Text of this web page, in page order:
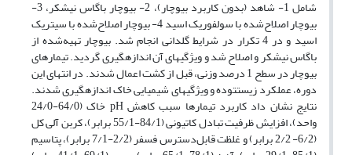
شامل 1- شاهد (بدون کاربرد بیوچار)، 2- بیوچار باگاس نیشکر، 3-
بیوچار اصلاح‌شده با سولفوریک اسید 4- بیوچار اصلاح‌شده با سیتریک
اسید و در 4 تکرار در شرایط گلدانی انجام شد. بیوچار تهیه‌شده از
باگاس نیشکر و اصلاح شد و ویژگیهای آن اندازهگیری گردید. تیمارهای
بیوچار در سطح 1 درصد وزنی، قبل از کشت اعمال شدند. در انتهای این
دوره، عملکرد زیستتوده و ویژگیهای شیمیایی خاک اندازهگیری شدند.
نتایج نشان داد کاربرد تیمارها سبب کاهش pH خاک (64/0-24/0
واحد)، افزایش ظرفیت تبادل کاتیونی (84/1-55/1 برابر)، کربن آلی کل
(6/2- 2/2 برابر) و غلظت قابل‌دسترس فسفر (2/2-7/1 برابر)، پتاسیم